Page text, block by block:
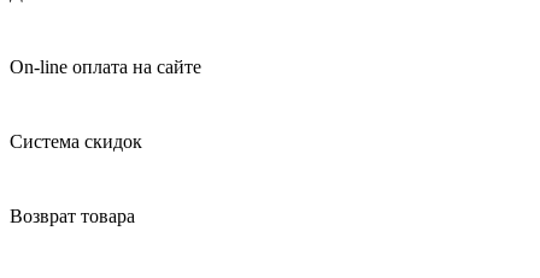
On-line оплата на сайте
Система скидок
Возврат товара